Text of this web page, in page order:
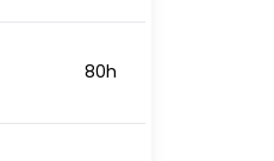
80h